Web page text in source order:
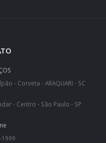
- Corveta - ARAQUARI - SC
- Centro - São Paulo - SP
1999